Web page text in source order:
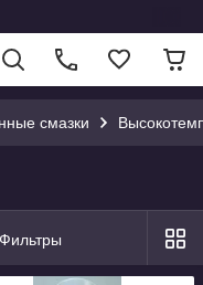
смазки
Фильтры